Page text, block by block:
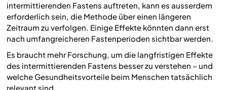
intermittierenden Fastens auftreten, kann es ausserdem
erforderlich sein, die Methode über einen längeren
Zeitraum zu verfolgen. Einige Effekte könnten dann erst
nach umfangreicheren Fastenperioden sichtbar werden.
Es braucht mehr Forschung, um die langfristigen Effekte
des intermittierenden Fastens besser zu verstehen – und
welche Gesundheitsvorteile beim Menschen tatsächlich
relevant sind.